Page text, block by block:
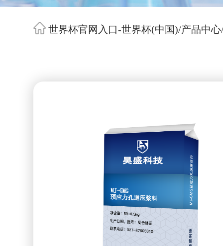
世界杯官网入口-世界杯(中国)/产品中心